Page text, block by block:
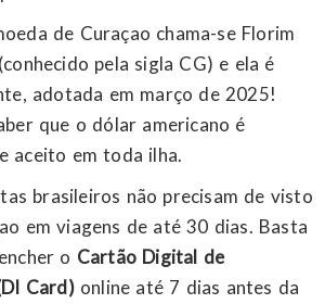
de Curaçao chama-se Florim
pela sigla CG) e ela é
adotada em março de 2025!
que o dólar americano é
aceito em toda ilha.
brasileiros não precisam de visto
em viagens de até 30 dias. Basta
o Cartão Digital de
Card)online até 7 dias antes da